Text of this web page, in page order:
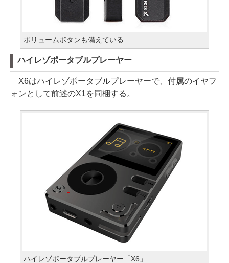
ボリュームボタンも備えている
ハイレゾポータブルプレーヤー
X6はハイレゾポータブルプレーヤーで、付属のイヤフ
ォンとして前述のX1を同梱する。
ハイレゾポータブルプレーヤー「X6」